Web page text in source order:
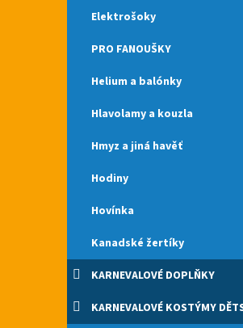
Elektrošoky
PRO FANOUŠKY
Helium a balónky
Hlavolamy a kouzla
Hmyz a jiná havěť
Hodiny
Hovínka
Kanadské žertíky
KARNEVALOVÉ DOPLŇKY
KARNEVALOVÉ KOSTÝMY